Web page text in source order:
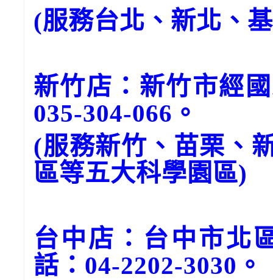
(服務台北、新北、
新竹店：新竹市經
035-304-066。
(服務新竹、苗栗、
區等五大科學園區)
台中店：台中市北
話：04-2202-3030。